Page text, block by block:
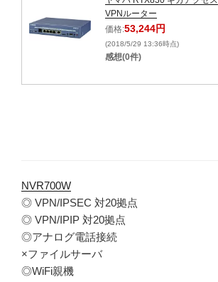
VPNルーター
価格:53,244円
(2018/5/29 13:36時点)
感想(0件)
NVR700W
◎ VPN/IPSEC 対20拠点
◎ VPN/IPIP 対20拠点
◎アナログ電話接続
×ファイルサーバ
◎WiFi親機